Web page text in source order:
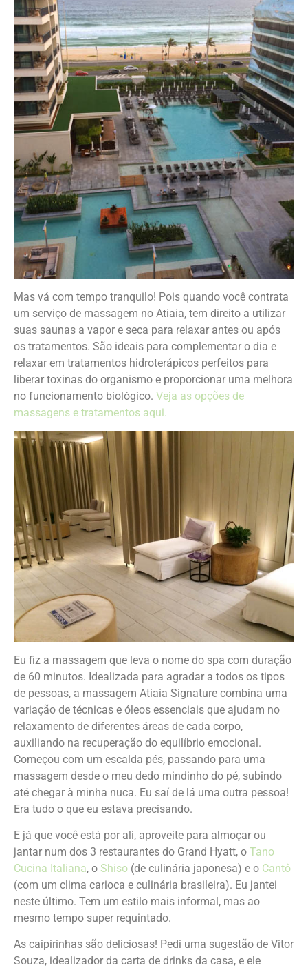
Mas vá com tempo tranquilo! Pois quando você contrata
um serviço de massagem no Atiaia, tem direito a utilizar
suas saunas a vapor e seca para relaxar antes ou após
os tratamentos. São ideais para complementar o dia e
relaxar em tratamentos hidroterápicos perfeitos para
liberar toxinas do organismo e proporcionar uma melhora
no funcionamento biológico. Veja as opções de
massagens e tratamentos aqui.
Eu fiz a massagem que leva o nome do spa com duração
de 60 minutos. Idealizada para agradar a todos os tipos
de pessoas, a massagem Atiaia Signature combina uma
variação de técnicas e óleos essenciais que ajudam no
relaxamento de diferentes áreas de cada corpo,
auxiliando na recuperação do equilíbrio emocional.
Começou com um escalda pés, passando para uma
massagem desde o meu dedo mindinho do pé, subindo
até chegar à minha nuca. Eu saí de lá uma outra pessoa!
Era tudo o que eu estava precisando.
E já que você está por ali, aproveite para almoçar ou
jantar num dos 3 restaurantes do Grand Hyatt, o Tano
Cucina Italiana, o Shiso (de culinária japonesa) e o Cantô
(com um clima carioca e culinária brasileira). Eu jantei
neste último. Tem um estilo mais informal, mas ao
mesmo tempo super requintado.
As caipirinhas são deliciosas! Pedi uma sugestão de Vitor
Souza, idealizador da carta de drinks da casa, e ele